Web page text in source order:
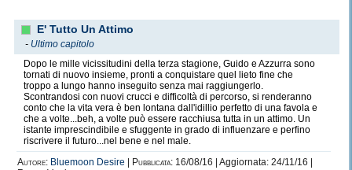
E' Tutto Un Attimo
- Ultimo capitolo
Dopo le mille vicissitudini della terza stagione, Guido e Azzurra sono
tornati di nuovo insieme, pronti a conquistare quel lieto fine che
troppo a lungo hanno inseguito senza mai raggiungerlo.
Scontrandosi con nuovi crucci e difficoltà di percorso, si renderanno
conto che la vita vera è ben lontana dall'idillio perfetto di una favola e
che a volte...beh, a volte può essere racchiusa tutta in un attimo. Un
istante imprescindibile e sfuggente in grado di influenzare e perfino
riscrivere il futuro...nel bene e nel male.
Autore: Bluemoon Desire Pubblicata: 16/08/16 | Aggiornata: 24/11/16 |